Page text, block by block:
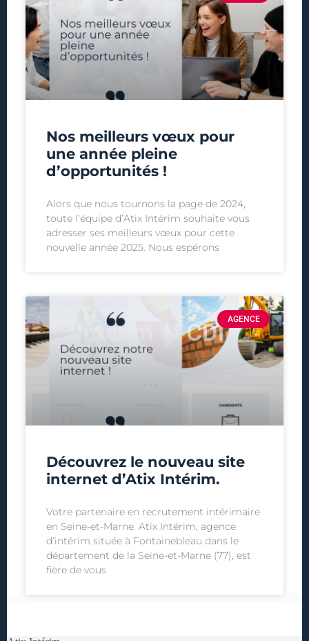
Nos meilleurs vœux pour
une année pleine
d’opportunités !
Alors que nous tournons la page de 2024,
toute l’équipe d’Atix Intérim souhaite vous
adresser ses meilleurs vœux pour cette
nouvelle année 2025. Nous espérons
AGENCE
Découvrez le nouveau site
internet d’Atix Intérim.
Votre partenaire en recrutement intérimaire
en Seine-et-Marne. Atix Intérim, agence
d’intérim située à Fontainebleau dans le
département de la Seine-et-Marne (77), est
fière de vous